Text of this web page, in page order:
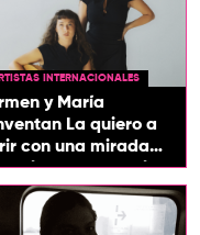
INTERNACIONALES
y María
La quiero a
con una mirada
el flamenco y el